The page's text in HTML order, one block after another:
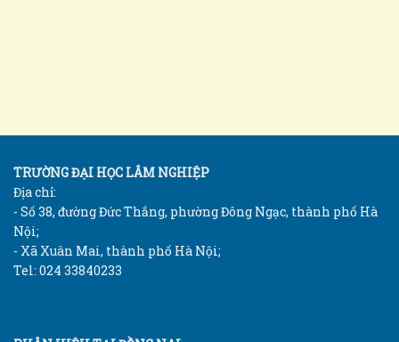
TRƯỜNG ĐẠI HỌC LÂM NGHIỆP
Địa chỉ:
- Số 38, đường Đức Thắng, phường Đông Ngạc, thành phố Hà
Nội;
- Xã Xuân Mai, thành phố Hà Nội;
Tel: 024 33840233